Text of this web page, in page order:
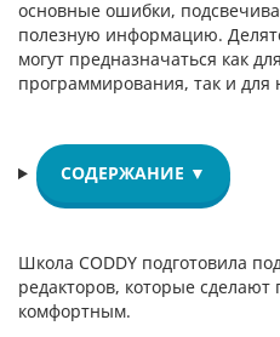
основные ошибки,
полезную информацию.
могут предназначаться как
программирования, так и для
СОДЕРЖАНИЕ ▼
Школа CODDY подготовила
редакторов, которые
комфортным.